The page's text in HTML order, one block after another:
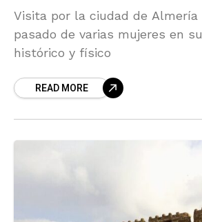
Visita por la ciudad de Almería
pasado de varias mujeres en
histórico y físico
READ MORE